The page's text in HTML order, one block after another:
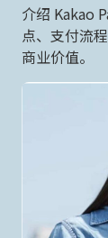
介绍 Kakao
点、支付流
商业价值。